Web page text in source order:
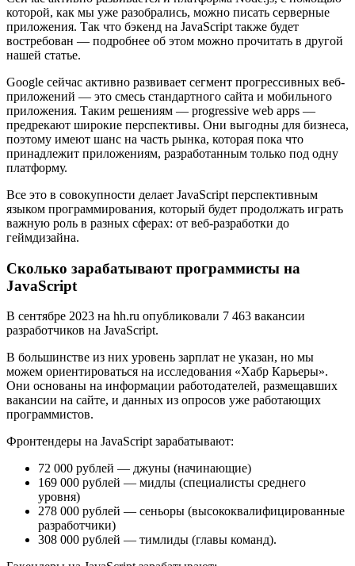
которой, как мы уже разобрались, можно писать серверные
приложения. Так что бэкенд на JavaScript также будет
востребован — подробнее об этом можно прочитать в другой
нашей статье.
Google сейчас активно развивает сегмент прогрессивных веб-
приложений — это смесь стандартного сайта и мобильного
приложения. Таким решениям — progressive web apps —
предрекают широкие перспективы. Они выгодны для бизнеса,
поэтому имеют шанс на часть рынка, которая пока что
принадлежит приложениям, разработанным только под одну
платформу.
Все это в совокупности делает JavaScript перспективным
языком программирования, который будет продолжать играть
важную роль в разных сферах: от веб-разработки до
геймдизайна.
Сколько зарабатывают программисты на
JavaScript
В сентябре 2023 на hh.ru опубликовали 7 463 вакансии
разработчиков на JavaScript.
В большинстве из них уровень зарплат не указан, но мы
можем ориентироваться на исследования «Хабр Карьеры».
Они основаны на информации работодателей, размещавших
вакансии на сайте, и данных из опросов уже работающих
программистов.
Фронтендеры на JavaScript зарабатывают:
72 000 рублей — джуны (начинающие)
169 000 рублей — мидлы (специалисты среднего
уровня)
278 000 рублей — сеньоры (высококвалифицированные
разработчики)
308 000 рублей — тимлиды (главы команд).